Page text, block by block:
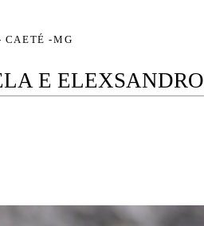
CAETÉ -MG
E ELEXSANDRO